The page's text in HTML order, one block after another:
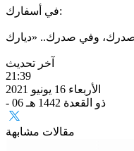
في أسفارك:
آخر تحديث
21:39
الأربعاء 16 يونيو 2021
- 06 ذو القعدة 1442 هـ
مقالات مشابهة